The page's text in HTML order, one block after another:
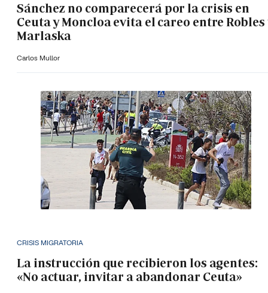
Sánchez no comparecerá por la crisis en
Ceuta y Moncloa evita el careo entre Robles
Marlaska
Carlos Mullor
CRISIS MIGRATORIA
La instrucción que recibieron los agentes:
«No actuar, invitar a abandonar Ceuta»